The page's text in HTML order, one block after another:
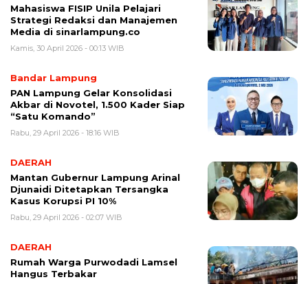
Mahasiswa FISIP Unila Pelajari
Strategi Redaksi dan Manajemen
Media di sinarlampung.co
Kamis, 30 April 2026 - 00:13 WIB
Bandar Lampung
PAN Lampung Gelar Konsolidasi
Akbar di Novotel, 1.500 Kader Siap
“Satu Komando”
Rabu, 29 April 2026 - 18:16 WIB
DAERAH
Mantan Gubernur Lampung Arinal
Djunaidi Ditetapkan Tersangka
Kasus Korupsi PI 10%
Rabu, 29 April 2026 - 02:07 WIB
DAERAH
Rumah Warga Purwodadi Lamsel
Hangus Terbakar